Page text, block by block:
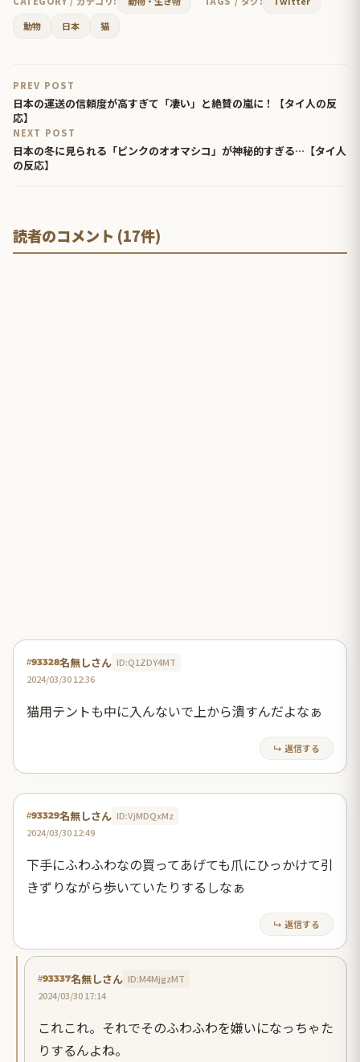
動物
日本 猫
PREV POST
日本の運送の信頼度が高すぎて「凄い」と絶賛の嵐に！【タイ人の反
応】
NEXT POST
日本の冬に見られる「ピンクのオオマシコ」が神秘的すぎる…【タイ人
の反応】
読者のコメント (17件)
#93328名無しさん ID:Q1ZDY4MT
2024/03/30 12:36
猫用テントも中に入んないで上から潰すんだよなぁ
↳ 返信する
#93329名無しさん ID:VjMDQxMz
2024/03/30 12:49
下手にふわふわなの買ってあげても爪にひっかけて引
きずりながら歩いていたりするしなぁ
↳ 返信する
#93337名無しさん ID:M4MjgzMT
2024/03/30 17:14
これこれ。それでそのふわふわを嫌いになっちゃた
りするんよね。